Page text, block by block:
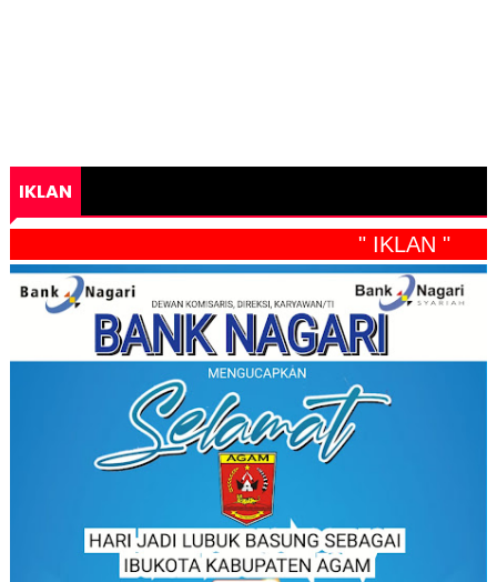
IKLAN
" IKLAN "